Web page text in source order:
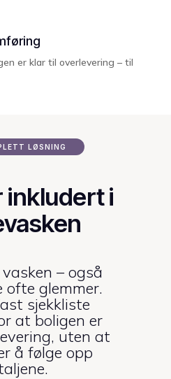
er klar til overlevering – til
LØSNING
inkludert i
– også
ofte glemmer.
sjekkliste
at boligen er
uten at
å følge opp